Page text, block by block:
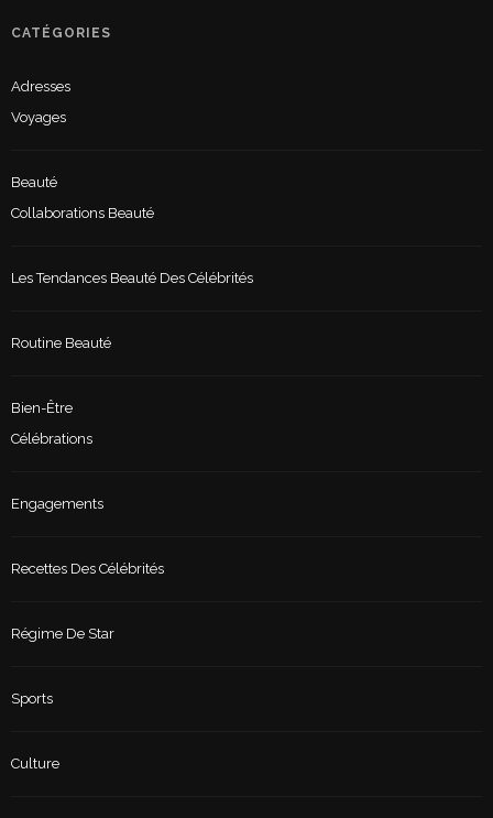
CATÉGORIES
Adresses
Voyages
Beauté
Collaborations Beauté
Les Tendances Beauté Des Célébrités
Routine Beauté
Bien-Être
Célébrations
Engagements
Recettes Des Célébrités
Régime De Star
Sports
Culture